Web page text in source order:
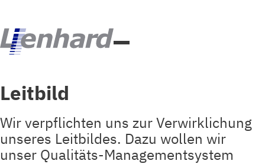
Leitbild
Wir verpflichten uns zur Verwirklichung
unseres Leitbildes. Dazu wollen wir
unser Qualitäts-Managementsystem